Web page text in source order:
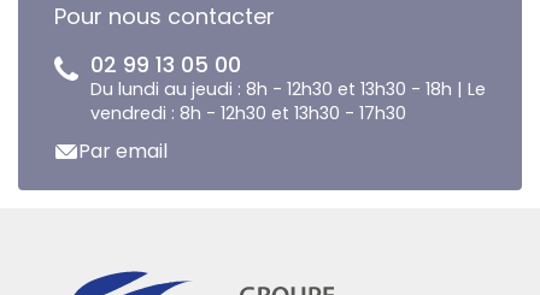
Pour nous contacter
02 99 13 05 00
Du lundi au jeudi : 8h - 12h30 et 13h30 - 18h | Le
vendredi : 8h - 12h30 et 13h30 - 17h30
Par email